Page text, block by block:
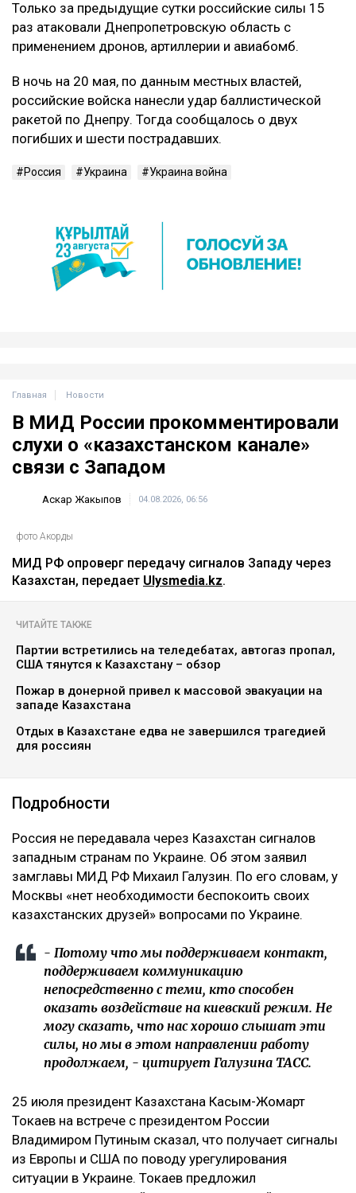
Только за предыдущие сутки российские силы 15
раз атаковали Днепропетровскую область с
применением дронов, артиллерии и авиабомб.
В ночь на 20 мая, по данным местных властей,
российские войска нанесли удар баллистической
ракетой по Днепру. Тогда сообщалось о двух
погибших и шести пострадавших.
Россия Украина Украина война
Главная Новости
В МИД России прокомментировали
слухи о «казахстанском канале»
связи с Западом
Аскар Жакыпов 04.08.2026, 06:56
фото Акорды
МИД РФ опроверг передачу сигналов Западу через
Казахстан, передает Ulysmedia.kz.
ЧИТАЙТЕ ТАКЖЕ
Партии встретились на теледебатах, автогаз пропал,
США тянутся к Казахстану – обзор
Пожар в донерной привел к массовой эвакуации на
западе Казахстана
Отдых в Казахстане едва не завершился трагедией
для россиян
Подробности
‎Россия не передавала через Казахстан сигналов
западным странам по Украине. Об этом заявил
замглавы МИД РФ Михаил Галузин. По его словам, у
Москвы «нет необходимости беспокоить своих
казахстанских друзей» вопросами по Украине.
‎- Потому что мы поддерживаем контакт,
поддерживаем коммуникацию
непосредственно с теми, кто способен
оказать воздействие на киевский режим. Не
могу сказать, что нас хорошо слышат эти
силы, но мы в этом направлении работу
продолжаем, - цитирует Галузина ТАСС.
‎25 июля президент Казахстана Касым-Жомарт
Токаев на встрече с президентом России
Владимиром Путиным сказал, что получает сигналы
из Европы и США по поводу урегулирования
ситуации в Украине. Токаев предложил